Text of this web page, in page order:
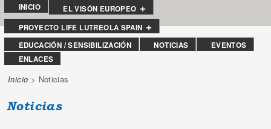
INICIO
EL VISÓN EUROPEO
PROYECTO LIFE LUTREOLA SPAIN
EDUCACIÓN / SENSIBILIZACIÓN
NOTICIAS
EVENTOS
ENLACES
Se encuentra usted aquí
Inicio > Noticias
Noticias